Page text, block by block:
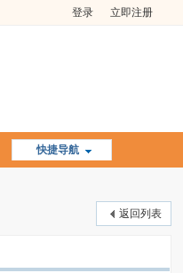
登录 立即注册
快捷导航
返回列表